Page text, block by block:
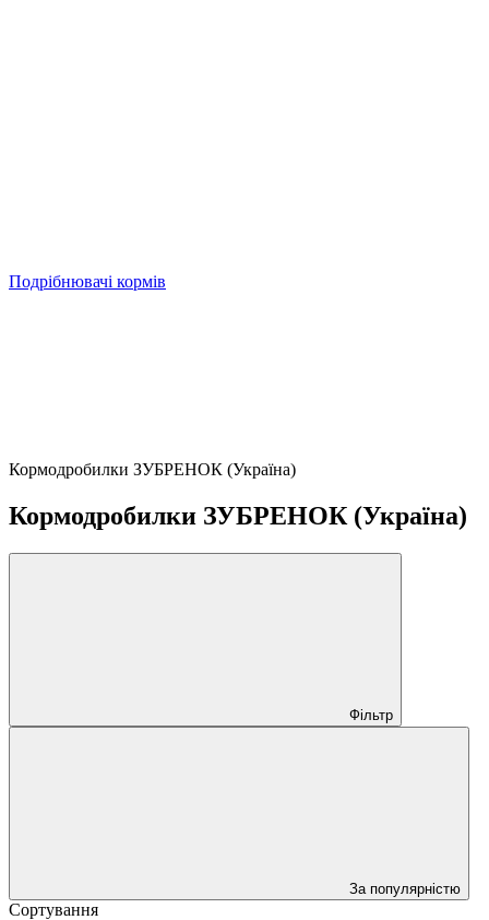
Подрібнювачі кормів
Кормодробилки ЗУБРЕНОК (Україна)
Кормодробилки ЗУБРЕНОК (Україна)
Фільтр
За популярністю
Сортування